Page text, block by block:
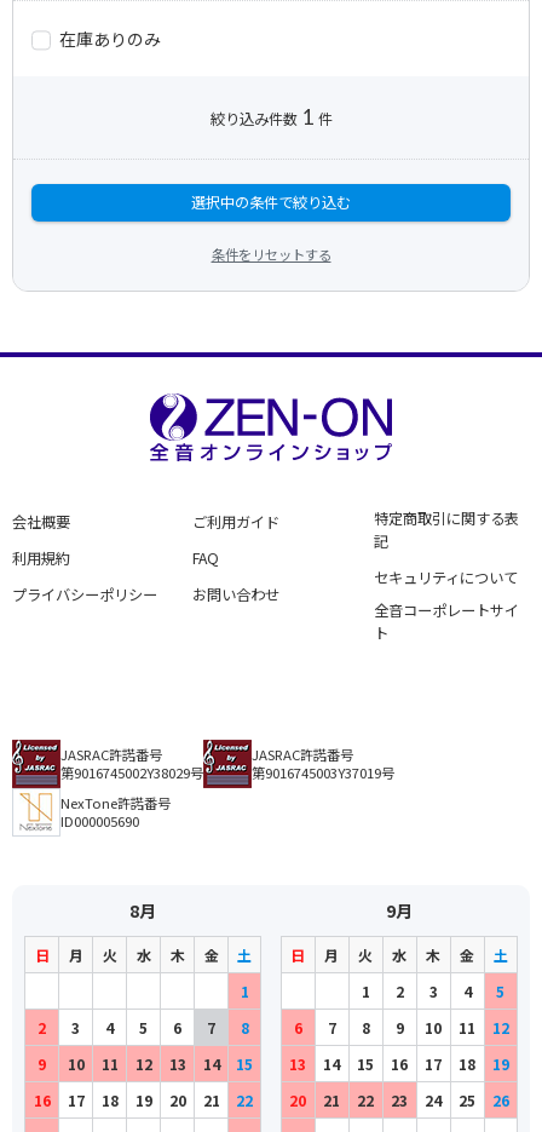
在庫ありのみ
絞り込み件数 1 件
選択中の条件で絞り込む
条件をリセットする
会社概要
利用規約
プライバシーポリシー
ご利用ガイド
FAQ
お問い合わせ
特定商取引に関する表
記
セキュリティについて
全音コーポレートサイ
ト
JASRAC許諾番号
第9016745002Y38029号
JASRAC許諾番号
第9016745003Y37019号
NexTone許諾番号
ID000005690
8月
日 月 火 水 木 金
土
1
2
3 4 5 6 7
8
9
10 11 12 13 14
15
16
17 18 19 20 21
22
9月
日 月 火 水 木 金
土
1
2 3 4
5
6
7 8 9 10 11
12
13
14 15 16 17 18
19
20
21 22 23 24 25
26